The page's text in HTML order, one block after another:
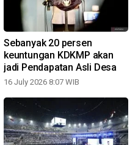
Sebanyak 20 persen
keuntungan KDKMP akan
jadi Pendapatan Asli Desa
16 July 2026 8:07 WIB